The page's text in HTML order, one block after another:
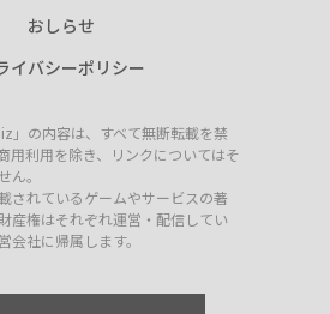
おしらせ
イバシーポリシー
」の内容は、すべて無断転載を禁
用利用を除き、リンクについてはそ
ん。
されているゲームやサービスの著
産権はそれぞれ運営・配信してい
会社に帰属します。